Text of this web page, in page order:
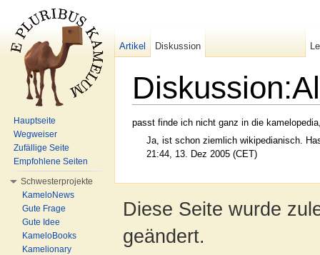
passt finde ich nicht ganz in die
Ja, ist schon ziemlich wikipedianisch.
21:44, 13. Dez 2005 (CET)
Artikel Diskussion
Hauptseite
Wegweiser
Zufällige Seite
Empfohlene Seiten
Schwesterprojekte
KameloNews
Gute Frage
Gute Idee
KameloBooks
Kamelionary
Diese Seite wurde
geändert.